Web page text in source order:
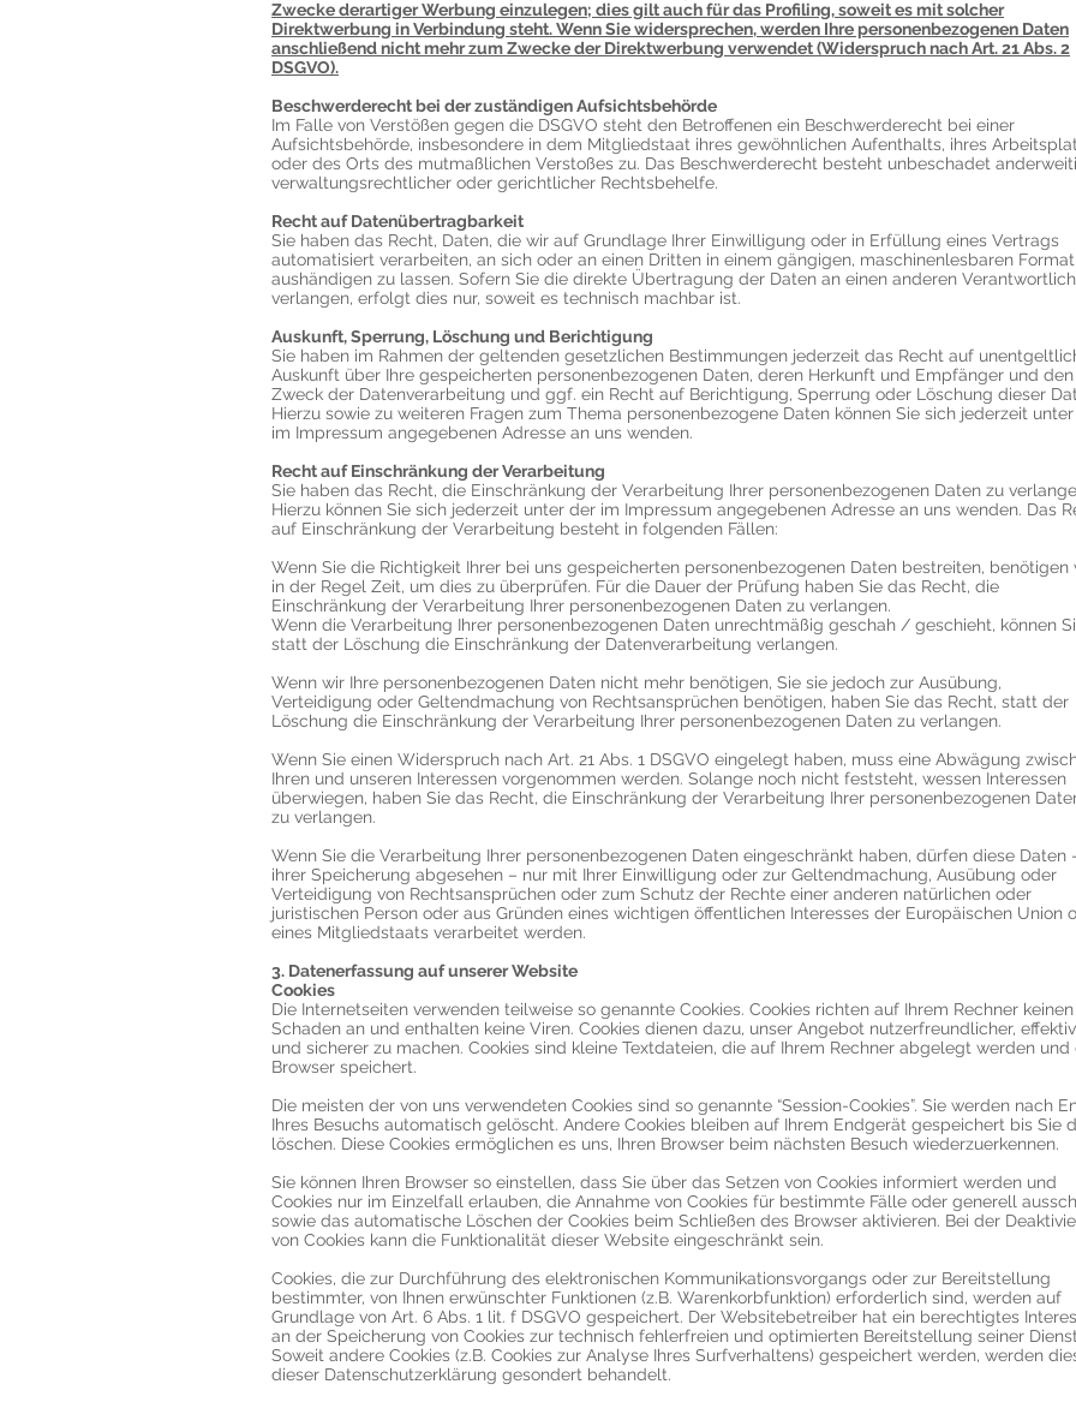
Zwecke derartiger Werbung einzulegen; dies gilt auch für das Profiling, soweit es mit solcher
Direktwerbung in Verbindung steht. Wenn Sie widersprechen, werden Ihre personenbezogenen Daten
anschließend nicht mehr zum Zwecke der Direktwerbung verwendet (Widerspruch nach Art. 21 Abs. 2
DSGVO).
Beschwerderecht bei der zuständigen Aufsichtsbehörde
Im Falle von Verstößen gegen die DSGVO steht den Betroffenen ein Beschwerderecht bei einer
Aufsichtsbehörde, insbesondere in dem Mitgliedstaat ihres gewöhnlichen Aufenthalts, ihres
oder des Orts des mutmaßlichen Verstoßes zu. Das Beschwerderecht besteht unbeschadet
verwaltungsrechtlicher oder gerichtlicher Rechtsbehelfe.
Recht auf Datenübertragbarkeit
Sie haben das Recht, Daten, die wir auf Grundlage Ihrer Einwilligung oder in Erfüllung eines Vertrags
automatisiert verarbeiten, an sich oder an einen Dritten in einem gängigen, maschinenlesbaren Format
aushändigen zu lassen. Sofern Sie die direkte Übertragung der Daten an einen anderen
verlangen, erfolgt dies nur, soweit es technisch machbar ist.
Auskunft, Sperrung, Löschung und Berichtigung
Sie haben im Rahmen der geltenden gesetzlichen Bestimmungen jederzeit das Recht auf
Auskunft über Ihre gespeicherten personenbezogenen Daten, deren Herkunft und Empfänger und den
Zweck der Datenverarbeitung und ggf. ein Recht auf Berichtigung, Sperrung oder Löschung dieser
Hierzu sowie zu weiteren Fragen zum Thema personenbezogene Daten können Sie sich jederzeit
im Impressum angegebenen Adresse an uns wenden.
Recht auf Einschränkung der Verarbeitung
Sie haben das Recht, die Einschränkung der Verarbeitung Ihrer personenbezogenen Daten zu
Hierzu können Sie sich jederzeit unter der im Impressum angegebenen Adresse an uns wenden. Das
auf Einschränkung der Verarbeitung besteht in folgenden Fällen:
Wenn Sie die Richtigkeit Ihrer bei uns gespeicherten personenbezogenen Daten bestreiten, benötigen
in der Regel Zeit, um dies zu überprüfen. Für die Dauer der Prüfung haben Sie das Recht, die
Einschränkung der Verarbeitung Ihrer personenbezogenen Daten zu verlangen.
Wenn die Verarbeitung Ihrer personenbezogenen Daten unrechtmäßig geschah / geschieht, können
statt der Löschung die Einschränkung der Datenverarbeitung verlangen.
Wenn wir Ihre personenbezogenen Daten nicht mehr benötigen, Sie sie jedoch zur Ausübung,
Verteidigung oder Geltendmachung von Rechtsansprüchen benötigen, haben Sie das Recht, statt der
Löschung die Einschränkung der Verarbeitung Ihrer personenbezogenen Daten zu verlangen.
Wenn Sie einen Widerspruch nach Art. 21 Abs. 1 DSGVO eingelegt haben, muss eine Abwägung
Ihren und unseren Interessen vorgenommen werden. Solange noch nicht feststeht, wessen Interessen
überwiegen, haben Sie das Recht, die Einschränkung der Verarbeitung Ihrer personenbezogenen
zu verlangen.
Wenn Sie die Verarbeitung Ihrer personenbezogenen Daten eingeschränkt haben, dürfen diese Daten
ihrer Speicherung abgesehen – nur mit Ihrer Einwilligung oder zur Geltendmachung, Ausübung oder
Verteidigung von Rechtsansprüchen oder zum Schutz der Rechte einer anderen natürlichen oder
juristischen Person oder aus Gründen eines wichtigen öffentlichen Interesses der Europäischen Union
eines Mitgliedstaats verarbeitet werden.
3. Datenerfassung auf unserer Website
Cookies
Die Internetseiten verwenden teilweise so genannte Cookies. Cookies richten auf Ihrem Rechner keinen
Schaden an und enthalten keine Viren. Cookies dienen dazu, unser Angebot nutzerfreundlicher,
und sicherer zu machen. Cookies sind kleine Textdateien, die auf Ihrem Rechner abgelegt werden und
Browser speichert.
Die meisten der von uns verwendeten Cookies sind so genannte “Session-Cookies”. Sie werden nach
Ihres Besuchs automatisch gelöscht. Andere Cookies bleiben auf Ihrem Endgerät gespeichert bis Sie
löschen. Diese Cookies ermöglichen es uns, Ihren Browser beim nächsten Besuch wiederzuerkennen.
Sie können Ihren Browser so einstellen, dass Sie über das Setzen von Cookies informiert werden und
Cookies nur im Einzelfall erlauben, die Annahme von Cookies für bestimmte Fälle oder generell
sowie das automatische Löschen der Cookies beim Schließen des Browser aktivieren. Bei der
von Cookies kann die Funktionalität dieser Website eingeschränkt sein.
Cookies, die zur Durchführung des elektronischen Kommunikationsvorgangs oder zur Bereitstellung
bestimmter, von Ihnen erwünschter Funktionen (z.B. Warenkorbfunktion) erforderlich sind, werden auf
Grundlage von Art. 6 Abs. 1 lit. f DSGVO gespeichert. Der Websitebetreiber hat ein berechtigtes
an der Speicherung von Cookies zur technisch fehlerfreien und optimierten Bereitstellung seiner
Soweit andere Cookies (z.B. Cookies zur Analyse Ihres Surfverhaltens) gespeichert werden, werden
dieser Datenschutzerklärung gesondert behandelt.